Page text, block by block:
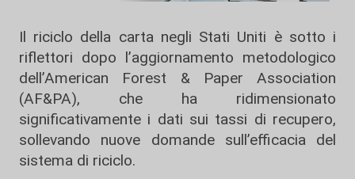
Il riciclo della carta negli Stati Uniti è sotto i
riflettori dopo l’aggiornamento metodologico
dell’American Forest & Paper Association
(AF&PA), che ha ridimensionato
significativamente i dati sui tassi di recupero,
sollevando nuove domande sull’efficacia del
sistema di riciclo.